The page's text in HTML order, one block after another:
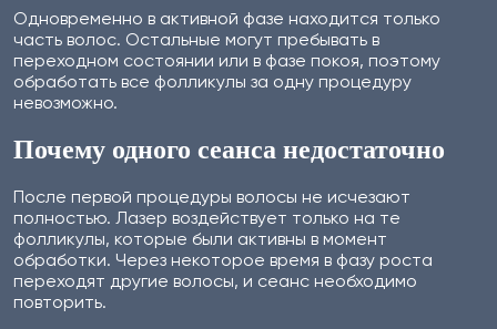
Одновременно в активной фазе находится только
часть волос. Остальные могут пребывать в
переходном состоянии или в фазе покоя, поэтому
обработать все фолликулы за одну процедуру
невозможно.
Почему одного сеанса недостаточно
После первой процедуры волосы не исчезают
полностью. Лазер воздействует только на те
фолликулы, которые были активны в момент
обработки. Через некоторое время в фазу роста
переходят другие волосы, и сеанс необходимо
повторить.